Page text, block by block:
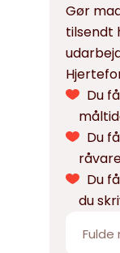
Gør
tilsendt
Du
Du
Du
du